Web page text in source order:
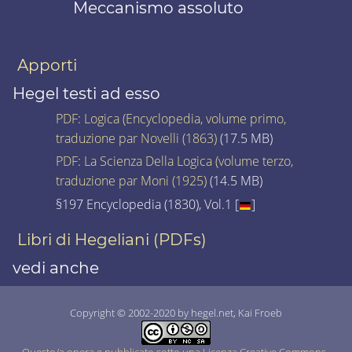
Meccanismo assoluto
Apporti
Hegel testi ad esso
PDF: Logica (Encyclopedia, volume primo,
traduzione par Novelli (1863)(17.5 MB)
PDF: La Scienza Della Logica (volume terzo,
traduzione par Moni (1925)(14.5 MB)
§197 Encyclopedia (1830), Vol.1 [
]
Libri di Hegeliani (PDFs)
vedi anche
Copyright © 2002-2020 by hegel.net, Kai Froeb